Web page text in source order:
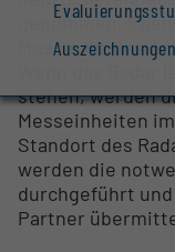
genommen.
Messmast des
stehen, werden
Messeinheiten
Standort des
werden die
durchgeführt
Partner